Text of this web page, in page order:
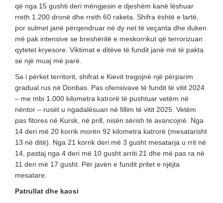
që nga 15 gushti deri mëngjesin e djeshëm kanë lëshuar
rreth 1.200 dronë dhe rreth 60 raketa. Shifra është e lartë,
por sulmet janë përqendruar në dy net të veçanta dhe duken
më pak intensive se breshëritë e meskorrikut që terrorizuan
qytetet kryesore. Viktimat e ditëve të fundit janë më të pakta
se një muaj më parë.
Sa i përket territorit, shifrat e Kievit tregojnë një përparim
gradual rus në Donbas. Pas ofensivave të fundit të vitit 2024
– me mbi 1.000 kilometra katrorë të pushtuar vetëm në
nëntor – rusët u ngadalësuan në fillim të vitit 2025. Vetëm
pas fitores në Kursk, në prill, nisën sërish të avancojnë. Nga
14 deri më 20 korrik morën 92 kilometra katrorë (mesatarisht
13 në ditë). Nga 21 korrik deri më 3 gusht mesatarja u rrit në
14, pastaj nga 4 deri më 10 gusht arriti 21 dhe më pas ra në
11 deri më 17 gusht. Për javën e fundit pritet e njëjta
mesatare.
Patrullat dhe kaosi